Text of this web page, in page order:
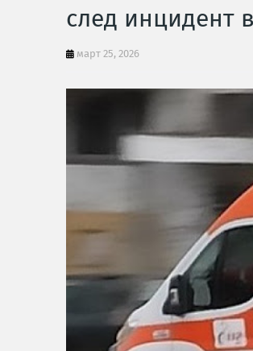
след инцидент
март 25, 2026